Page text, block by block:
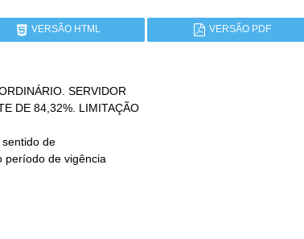
VERSÃO HTML VERSÃO PDF
SERVIDOR
de